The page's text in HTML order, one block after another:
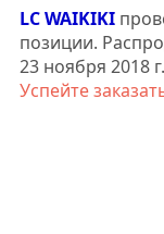
LC WAIKIKI
позиции.
23 ноября 2018
Успейте